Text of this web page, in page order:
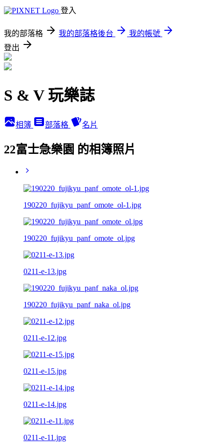
登入
我的部落格 我的部落格後台
我的帳號
登出
S & V 玩樂誌
相簿 部落格 名片
22富士急樂園 的相簿照片
190220_fujikyu_panf_omote_ol-1.jpg
190220_fujikyu_panf_omote_ol.jpg
0211-e-13.jpg
190220_fujikyu_panf_naka_ol.jpg
0211-e-12.jpg
0211-e-15.jpg
0211-e-14.jpg
0211-e-11.jpg